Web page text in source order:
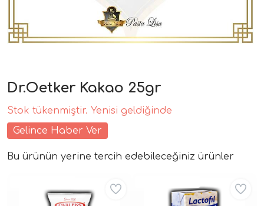
Dr.Oetker Kakao 25gr
Stok tükenmiştir. Yenisi geldiğinde
Gelince Haber Ver
Bu ürünün yerine tercih edebileceğiniz ürünler